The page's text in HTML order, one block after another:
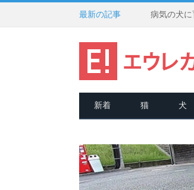
最新の記事
新着 猫 犬